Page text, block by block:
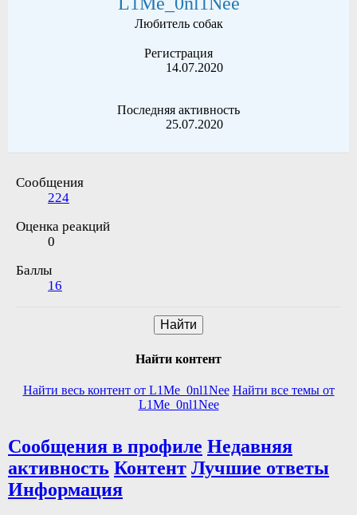
Любитель собак
Регистрация
14.07.2020
Последняя активность
25.07.2020
Сообщения
224
Оценка реакций
0
Баллы
16
Найти
Найти контент
Найти весь контент от L1Me_0nl1Nee Найти все темы от
L1Me_0nl1Nee
Сообщения в профиле Недавняя
активность Контент Лучшие ответы
Информация